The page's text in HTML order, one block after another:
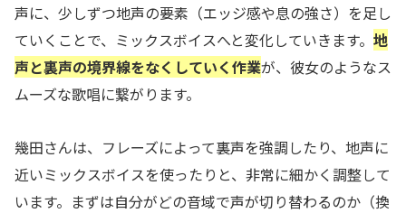
声に、少しずつ地声の要素（エッジ感や息の強さ）を足し
ていくことで、ミックスボイスへと変化していきます。 地
声と裏声の境界線をなくしていく作業が、彼女のようなス
ムーズな歌唱に繋がります。
幾田さんは、フレーズによって裏声を強調したり、地声に
近いミックスボイスを使ったりと、非常に細かく調整して
います。まずは自分がどの音域で声が切り替わるのか（換